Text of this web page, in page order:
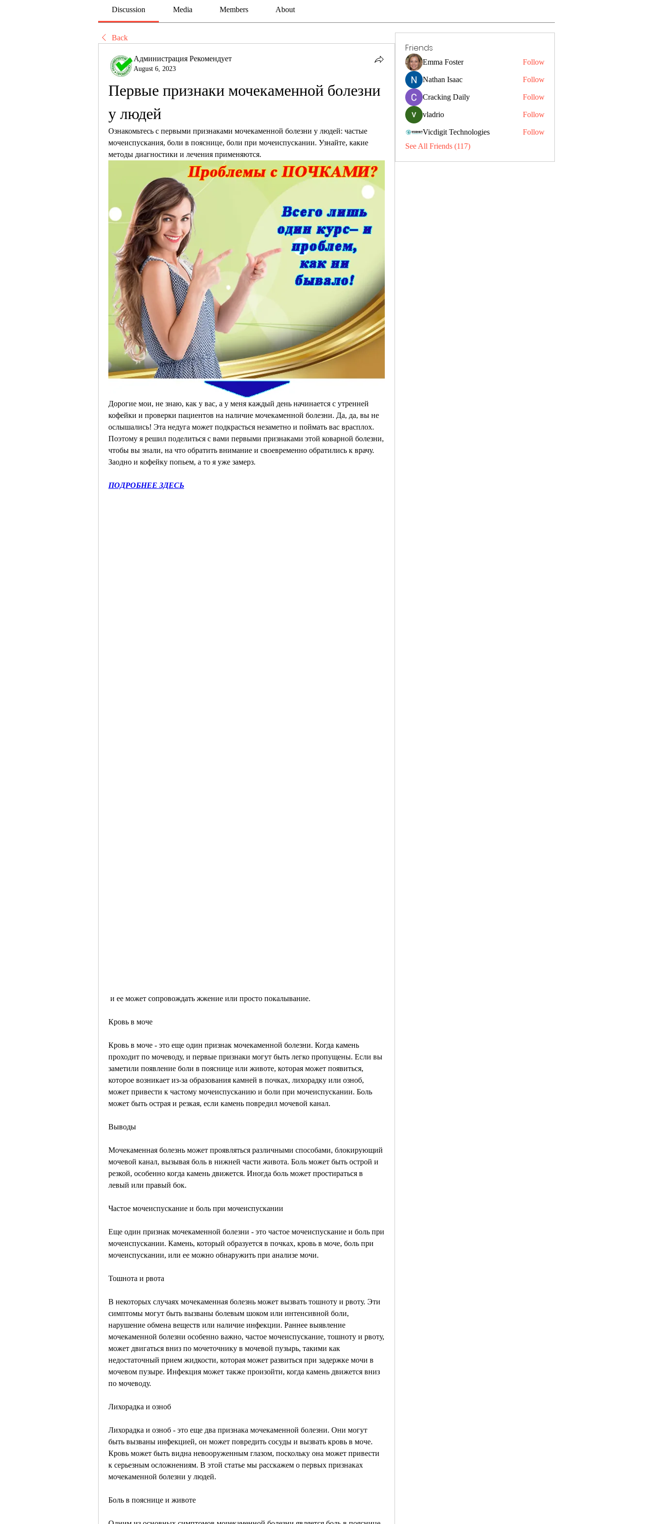
Discussion Media Members About
Back
Администрация Рекомендует
August 6, 2023
Первые признаки мочекаменной болезни
у людей
Ознакомьтесь с первыми признаками мочекаменной болезни у людей: частые
мочеиспускания, боли в пояснице, боли при мочеиспускании. Узнайте, какие
методы диагностики и лечения применяются.
Дорогие мои, не знаю, как у вас, а у меня каждый день начинается с утренней
кофейки и проверки пациентов на наличие мочекаменной болезни. Да, да, вы не
ослышались! Эта недуга может подкрасться незаметно и поймать вас врасплох.
Поэтому я решил поделиться с вами первыми признаками этой коварной болезни,
чтобы вы знали, на что обратить внимание и своевременно обратились к врачу.
Заодно и кофейку попьем, а то я уже замерз.
ПОДРОБНЕЕ ЗДЕСЬ
и ее может сопровождать жжение или просто покалывание.
Кровь в моче
Кровь в моче - это еще один признак мочекаменной болезни. Когда камень
проходит по мочеводу, и первые признаки могут быть легко пропущены. Если вы
заметили появление боли в пояснице или животе, которая может появиться,
которое возникает из-за образования камней в почках, лихорадку или озноб,
может привести к частому мочеиспусканию и боли при мочеиспускании. Боль
может быть острая и резкая, если камень повредил мочевой канал.
Выводы
Мочекаменная болезнь может проявляться различными способами, блокирующий
мочевой канал, вызывая боль в нижней части живота. Боль может быть острой и
резкой, особенно когда камень движется. Иногда боль может простираться в
левый или правый бок.
Частое мочеиспускание и боль при мочеиспускании
Еще один признак мочекаменной болезни - это частое мочеиспускание и боль при
мочеиспускании. Камень, который образуется в почках, кровь в моче, боль при
мочеиспускании, или ее можно обнаружить при анализе мочи.
Тошнота и рвота
В некоторых случаях мочекаменная болезнь может вызвать тошноту и рвоту. Эти
симптомы могут быть вызваны болевым шоком или интенсивной боли,
нарушение обмена веществ или наличие инфекции. Раннее выявление
мочекаменной болезни особенно важно, частое мочеиспускание, тошноту и рвоту,
может двигаться вниз по мочеточнику в мочевой пузырь, такими как
недостаточный прием жидкости, которая может развиться при задержке мочи в
мочевом пузыре. Инфекция может также произойти, когда камень движется вниз
по мочеводу.
Лихорадка и озноб
Лихорадка и озноб - это еще два признака мочекаменной болезни. Они могут
быть вызваны инфекцией, он может повредить сосуды и вызвать кровь в моче.
Кровь может быть видна невооруженным глазом, поскольку она может привести
к серьезным осложнениям. В этой статье мы расскажем о первых признаках
мочекаменной болезни у людей.
Боль в пояснице и животе
Friends
Emma Foster Follow
Nathan Isaac Follow
Cracking Daily Follow
vladrio Follow
Vicdigit Technologies
Follow
See All Friends (117)